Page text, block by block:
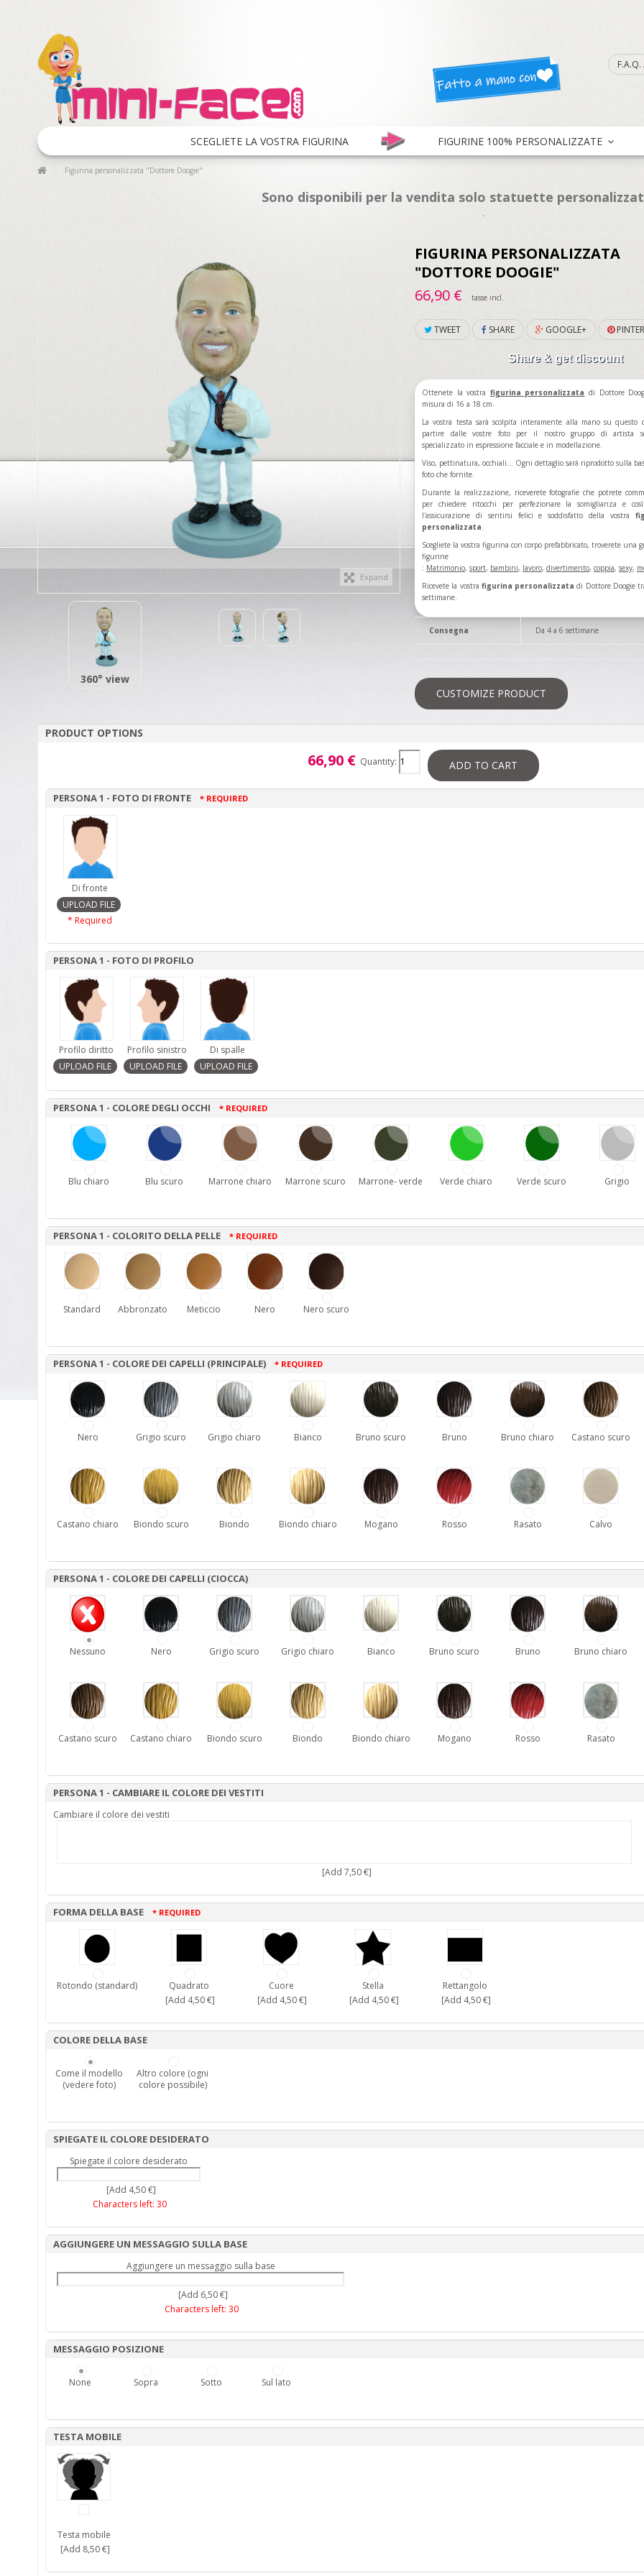
SCEGLIETE LA VOSTRA FIGURINA FIGURINE 100% PERSONALIZZATE
Figurina personalizzata "Dottore Doogie"
Sono disponibili per la vendita solo statuette
.
Expand
360° view
FIGURINA PERSONALIZZATA
"DOTTORE DOOGIE"
66,90 €
tasse incl.
TWEET SHARE GOOGLE+
Share & get discount
Ottenete la vostra figurina personalizzata di Dottore
misura di 16 a 18 cm.
La vostra testa sarà scolpita interamente alla mano su questo
partire dalle vostre foto per il nostro gruppo di artista
specializzato in espressione facciale e in modellazione.
Viso, pettinatura, occhiali... Ogni dettaglio sarà riprodotto sulla
foto che fornite.
Durante la realizzazione, riceverete fotografie che potrete
per chiedere ritocchi per perfezionare la somiglianza e
l'assicurazione di sentirsi felici e soddisfatto della vostra
personalizzata.
Scegliete la vostra figurina con corpo prefabbricato, troverete una
figurine
: Matrimonio, sport, bambini, lavoro, divertimento, coppia, sexy,
Ricevete la vostra figurina personalizzata di Dottore Doogie
settimane.
Consegna Da 4 a 6 settimane
CUSTOMIZE PRODUCT
PRODUCT OPTIONS
66,90 € Quantity: ADD TO CART
PERSONA 1 - FOTO DI FRONTE * REQUIRED
Di fronte
* Required
PERSONA 1 - FOTO DI PROFILO
Profilo diritto Profilo sinistro Di spalle
PERSONA 1 - COLORE DEGLI OCCHI * REQUIRED
Blu chiaro Blu scuro Marrone chiaro Marrone scuro Marrone- verde Verde chiaro Verde scuro Grigio
PERSONA 1 - COLORITO DELLA PELLE * REQUIRED
Standard Abbronzato Meticcio Nero Nero scuro
PERSONA 1 - COLORE DEI CAPELLI (PRINCIPALE) * REQUIRED
Nero Grigio scuro Grigio chiaro Bianco Bruno scuro Bruno Bruno chiaro Castano scuro
Castano chiaro Biondo scuro Biondo Biondo chiaro Mogano Rosso Rasato Calvo
PERSONA 1 - COLORE DEI CAPELLI (CIOCCA)
Nessuno Nero Grigio scuro Grigio chiaro Bianco Bruno scuro Bruno Bruno chiaro
Castano scuro Castano chiaro Biondo scuro Biondo Biondo chiaro Mogano Rosso Rasato
PERSONA 1 - CAMBIARE IL COLORE DEI VESTITI
Cambiare il colore dei vestiti
[Add 7,50 €]
FORMA DELLA BASE * REQUIRED
Rotondo (standard)
Quadrato
[Add 4,50 €]
Cuore
[Add 4,50 €]
Stella
[Add 4,50 €]
Rettangolo
[Add 4,50 €]
COLORE DELLA BASE
Come il modello
(vedere foto)
Altro colore (ogni
colore possibile)
SPIEGATE IL COLORE DESIDERATO
Spiegate il colore desiderato
[Add 4,50 €]
Characters left: 30
AGGIUNGERE UN MESSAGGIO SULLA BASE
Aggiungere un messaggio sulla base
[Add 6,50 €]
Characters left: 30
MESSAGGIO POSIZIONE
None Sopra Sotto Sul lato
TESTA MOBILE
Testa mobile
[Add 8,50 €]